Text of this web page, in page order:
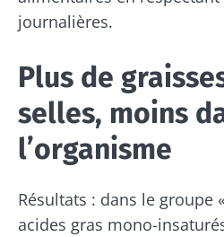
journalières.
Plus de
selles, moins
l’organisme
Résultats : dans le groupe
acides gras mono-